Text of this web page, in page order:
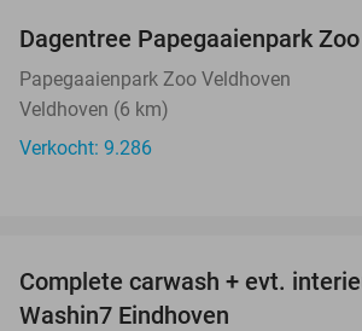
Dagentree Papegaaienpark
Papegaaienpark Zoo Veldhoven
Veldhoven (6 km)
Verkocht: 9.286
Complete carwash + evt.
Washin7 Eindhoven